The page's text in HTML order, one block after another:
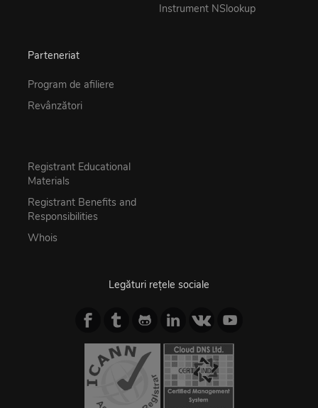
Instrument NSlookup
Parteneriat
Program de afiliere
Revânzători
Registrant Educational
Materials
Registrant Benefits and
Responsibilities
Whois
Legături rețele sociale